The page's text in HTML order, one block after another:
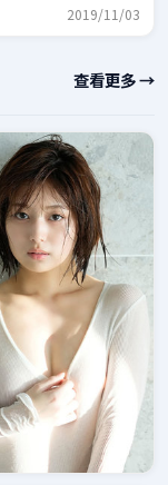
2019/11/03
查看更多 →